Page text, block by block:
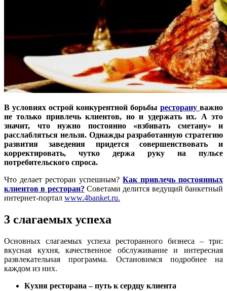
В условиях острой конкурентной борьбы ресторану важно
не только привлечь клиентов, но и удержать их. А это
значит, что нужно постоянно «взбивать сметану» и
расслабляться нельзя. Однажды разработанную стратегию
развития заведения придется совершенствовать и
корректировать, чутко держа руку на пульсе
потребительского спроса.
Что делает ресторан успешным? Как привлечь постоянных
клиентов в ресторан? Советами делится ведущий банкетный
интернет-портал www.4banket.ru.
3 слагаемых успеха
Основных слагаемых успеха ресторанного бизнеса – три:
вкусная кухня, качественное обслуживание и интересная
развлекательная программа. Остановимся подробнее на
каждом из них.
Кухня ресторана – путь к сердцу клиента